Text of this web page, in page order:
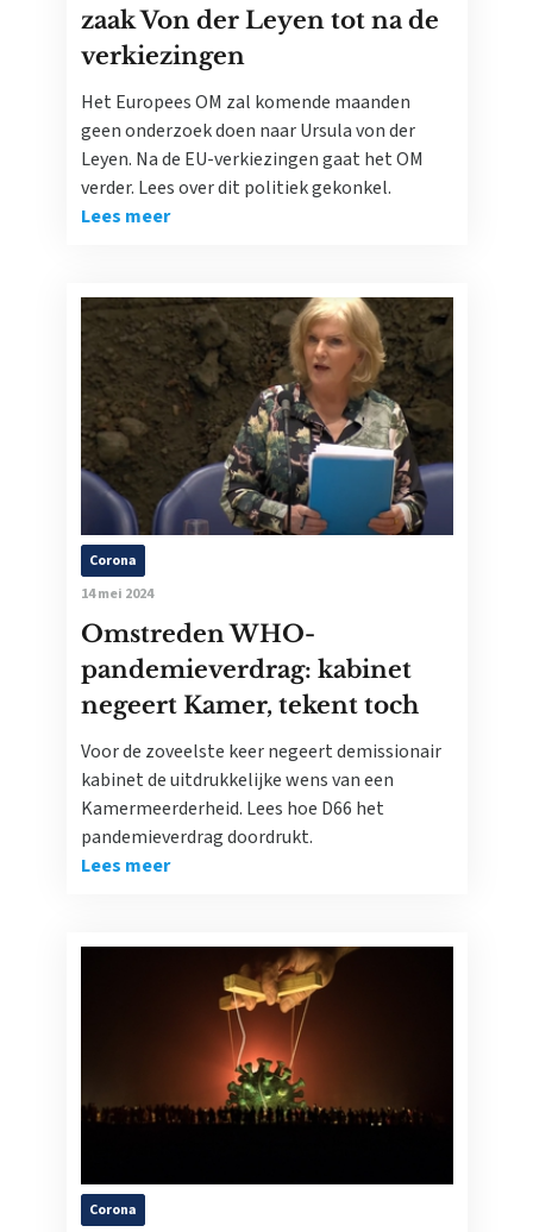
zaak Von der Leyen tot na de
verkiezingen
Het Europees OM zal komende maanden
geen onderzoek doen naar Ursula von der
Leyen. Na de EU-verkiezingen gaat het OM
verder. Lees over dit politiek gekonkel.
Lees meer
Corona
14 mei 2024
Omstreden WHO-
pandemieverdrag: kabinet
negeert Kamer, tekent toch
Voor de zoveelste keer negeert demissionair
kabinet de uitdrukkelijke wens van een
Kamermeerderheid. Lees hoe D66 het
pandemieverdrag doordrukt.
Lees meer
Corona